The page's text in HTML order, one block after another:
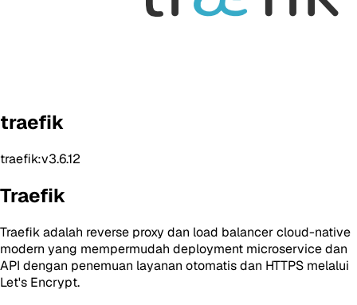
traefik
traefik:v3.6.12
Traefik
Traefik adalah reverse proxy dan load balancer cloud-native
modern yang mempermudah deployment microservice dan
API dengan penemuan layanan otomatis dan HTTPS melalui
Let's Encrypt.